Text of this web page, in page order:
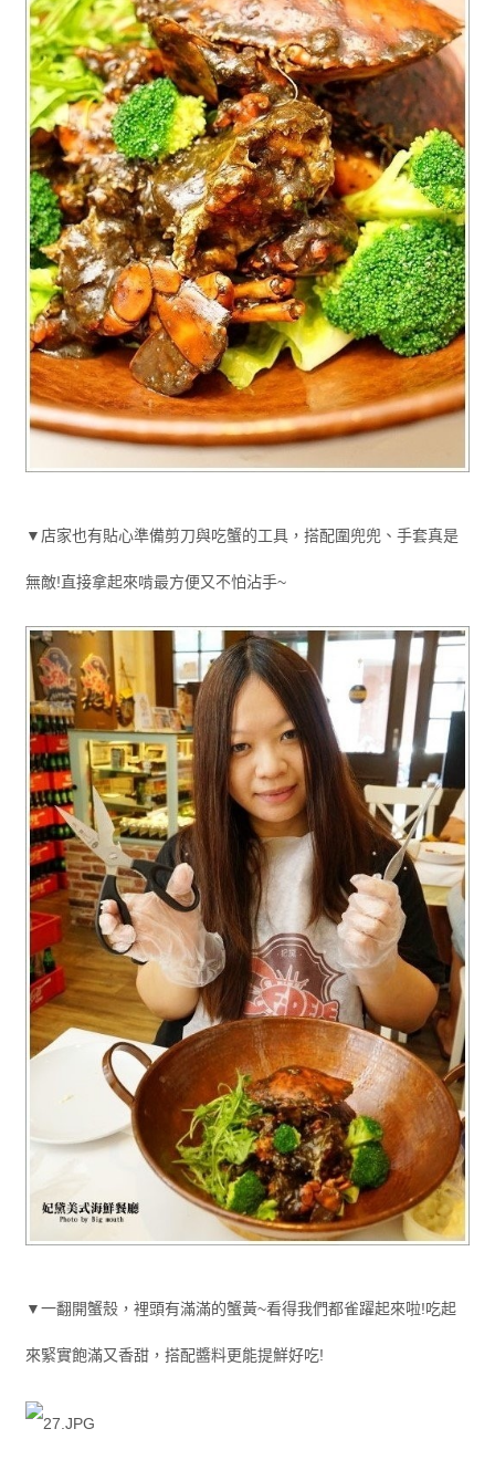
▼店家也有貼心準備剪刀與吃蟹的工具，搭配圍兜兜、手套真是
無敵!直接拿起來啃最方便又不怕沾手~
▼一翻開蟹殼，裡頭有滿滿的蟹黃~看得我們都雀躍起來啦!吃起
來緊實飽滿又香甜，搭配醬料更能提鮮好吃!